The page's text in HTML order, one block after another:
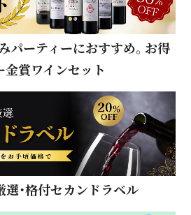
パーティーにおすすめ。お得
賞ワインセット
・格付セカンドラベル